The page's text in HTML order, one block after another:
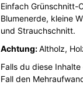
Einfach Grünschnitt-
Blumenerde, kleine
und Strauchschnitt.
Achtung:Altholz,
Falls du diese
Fall den